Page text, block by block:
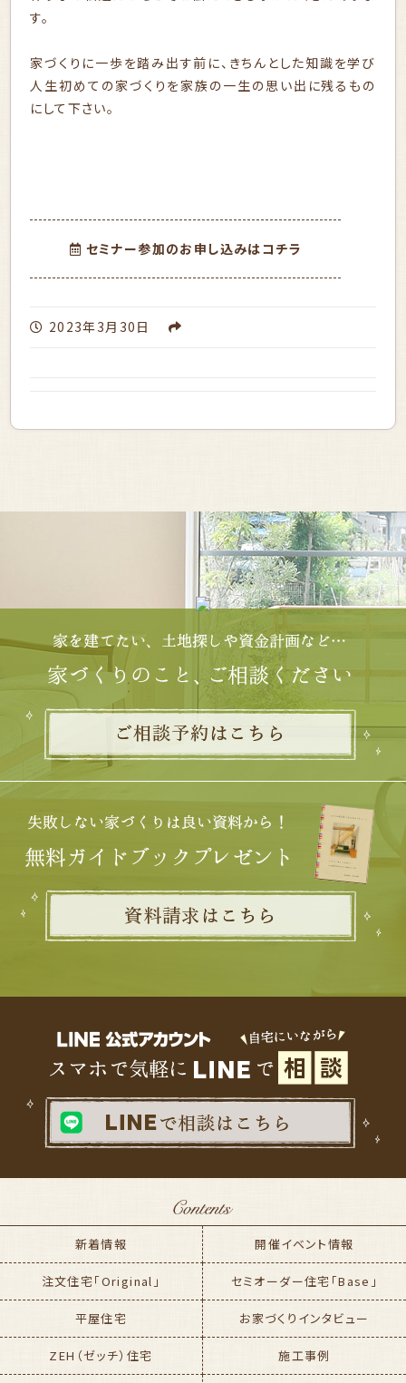
す。
家づくりに一歩を踏み出す前に、きちんとした知識を学び
人生初めての家づくりを家族の一生の思い出に残るもの
にして下さい。
セミナー参加のお申し込みはコチラ
2023年3月30日
新着情報 開催イベント情報
注文住宅「Original」 セミオーダー住宅「Base」
平屋住宅 お家づくりインタビュー
ZEH（ゼッチ）住宅 施工事例